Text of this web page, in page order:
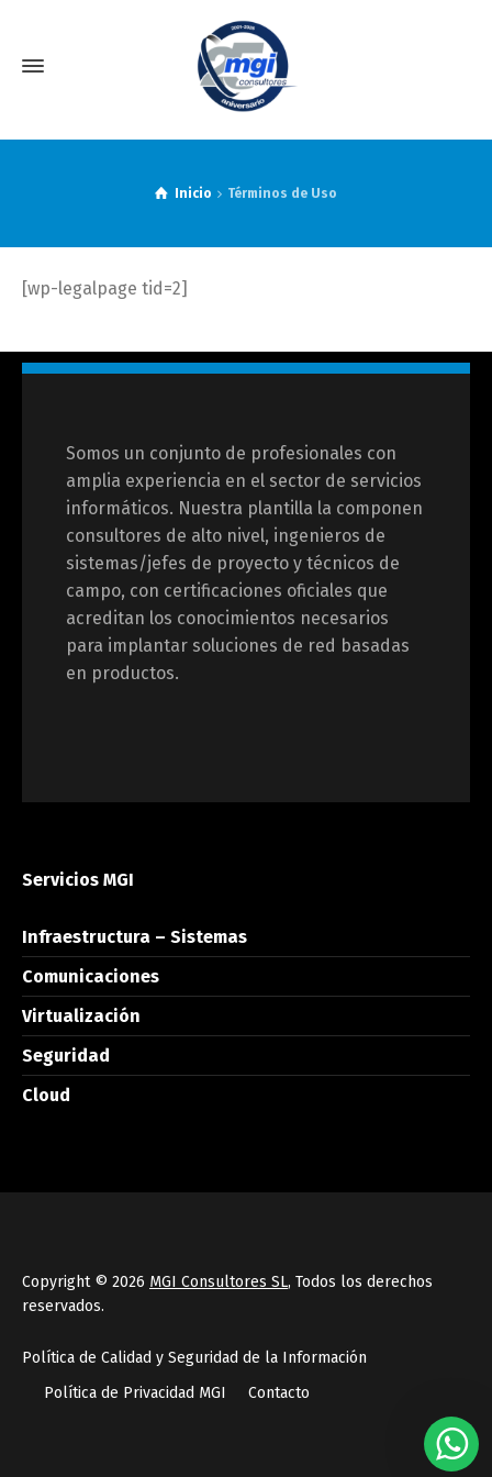
Inicio Términos de Uso
[wp-legalpage tid=2]
Somos un conjunto de profesionales con
amplia experiencia en el sector de servicios
informáticos. Nuestra plantilla la componen
consultores de alto nivel, ingenieros de
sistemas/jefes de proyecto y técnicos de
campo, con certificaciones oficiales que
acreditan los conocimientos necesarios
para implantar soluciones de red basadas
en productos.
Servicios MGI
Infraestructura – Sistemas
Comunicaciones
Virtualización
Seguridad
Cloud
Copyright © 2026 MGI Consultores SL, Todos los derechos
reservados.
Política de Calidad y Seguridad de la Información
Política de Privacidad MGI
Contacto